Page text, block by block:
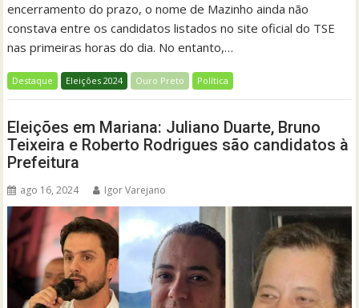
encerramento do prazo, o nome de Mazinho ainda não
constava entre os candidatos listados no site oficial do TSE
nas primeiras horas do dia. No entanto,…
Destaque Eleições 2024 Ouro Preto Política
Eleições em Mariana: Juliano Duarte, Bruno
Teixeira e Roberto Rodrigues são candidatos à
Prefeitura
ago 16, 2024 Igor Varejano